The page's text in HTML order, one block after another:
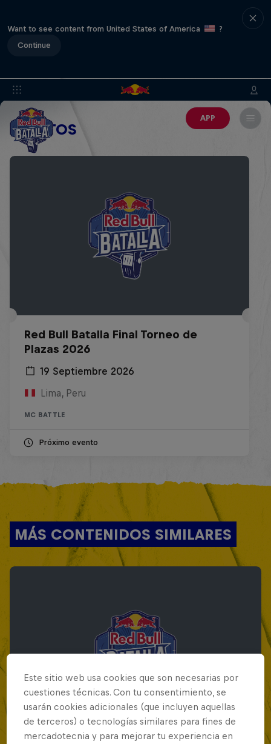
Want to see content from United States of America
?
Continue
APP
EVENTOS
Red Bull Batalla Final Torneo de
Plazas 2026
19 Septiembre 2026
Lima, Peru
MC BATTLE
Próximo evento
MÁS CONTENIDOS SIMILARES
Este sitio web usa cookies que son necesarias por
cuestiones técnicas. Con tu consentimiento, se
usarán cookies adicionales (que incluyen aquellas
de terceros) o tecnologías similares para fines de
mercadotecnia y para mejorar tu experiencia en